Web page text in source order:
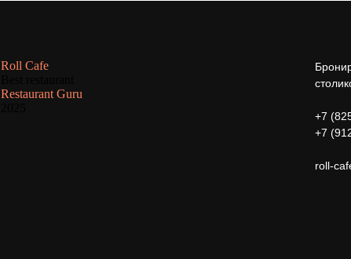
+7
+7
roll-
Roll Cafe
Restaurant Guru